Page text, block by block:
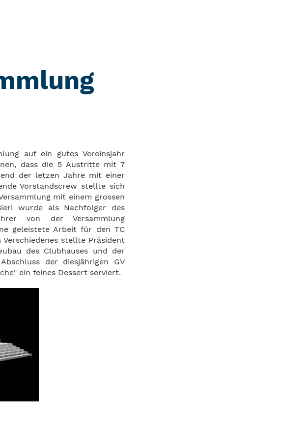
auf ein gutes Vereinsjahr
dass die 5 Austritte mit 7
der letzen Jahre mit einer
Vorstandscrew stellte sich
mit einem grossen
wurde als Nachfolger des
von der Versammlung
geleistete Arbeit für den TC
stellte Präsident
des Clubhauses und der
der diesjährigen GV
ein feines Dessert serviert.